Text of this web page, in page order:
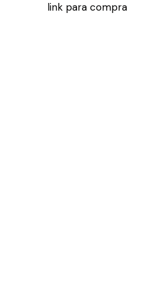
link para compra